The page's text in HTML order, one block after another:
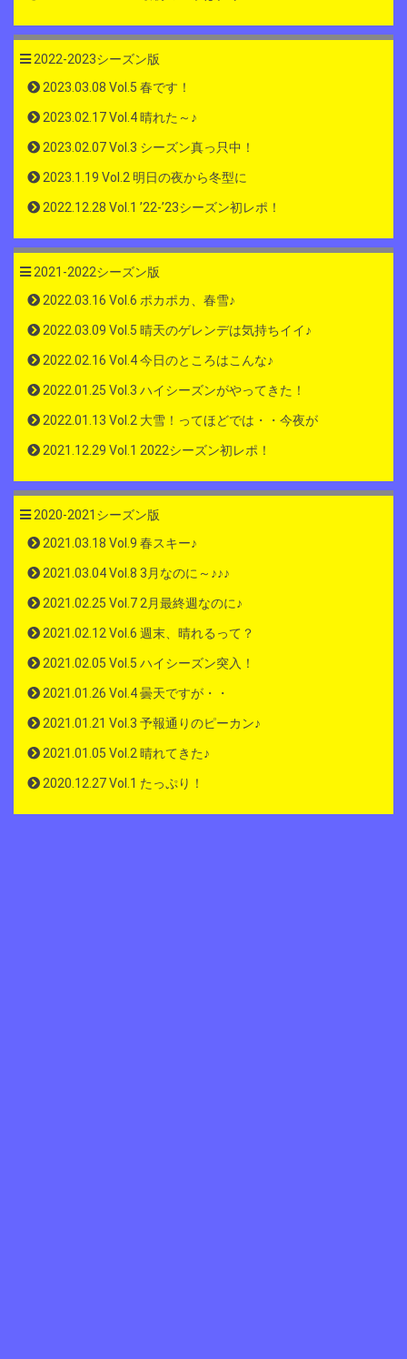
2022-2023シーズン版
2023.03.08 Vol.5 春です！
2023.02.17 Vol.4 晴れた～♪
2023.02.07 Vol.3 シーズン真っ只中！
2023.1.19 Vol.2 明日の夜から冬型に
2022.12.28 Vol.1 ’22-’23シーズン初レポ！
2021-2022シーズン版
2022.03.16 Vol.6 ポカポカ、春雪♪
2022.03.09 Vol.5 晴天のゲレンデは気持ちイイ♪
2022.02.16 Vol.4 今日のところはこんな♪
2022.01.25 Vol.3 ハイシーズンがやってきた！
2022.01.13 Vol.2 大雪！ってほどでは・・今夜が
2021.12.29 Vol.1 2022シーズン初レポ！
2020-2021シーズン版
2021.03.18 Vol.9 春スキー♪
2021.03.04 Vol.8 3月なのに～♪♪♪
2021.02.25 Vol.7 2月最終週なのに♪
2021.02.12 Vol.6 週末、晴れるって？
2021.02.05 Vol.5 ハイシーズン突入！
2021.01.26 Vol.4 曇天ですが・・
2021.01.21 Vol.3 予報通りのピーカン♪
2021.01.05 Vol.2 晴れてきた♪
2020.12.27 Vol.1 たっぷり！